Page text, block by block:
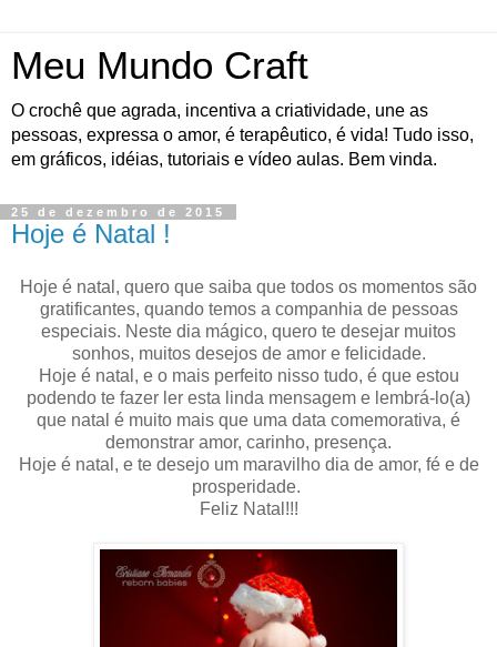
Meu Mundo Craft
O crochê que agrada, incentiva a criatividade, une as
pessoas, expressa o amor, é terapêutico, é vida! Tudo isso,
em gráficos, idéias, tutoriais e vídeo aulas. Bem vinda.
25 de dezembro de 2015
Hoje é Natal !
Hoje é natal, quero que saiba que todos os momentos são
gratificantes, quando temos a companhia de pessoas
especiais. Neste dia mágico, quero te desejar muitos
sonhos, muitos desejos de amor e felicidade.
Hoje é natal, e o mais perfeito nisso tudo, é que estou
podendo te fazer ler esta linda mensagem e lembrá-lo(a)
que natal é muito mais que uma data comemorativa, é
demonstrar amor, carinho, presença.
Hoje é natal, e te desejo um maravilho dia de amor, fé e de
prosperidade.
Feliz Natal!!!